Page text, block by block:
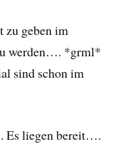
zu geben im
werden…. *grml*
sind schon im
Es liegen bereit….